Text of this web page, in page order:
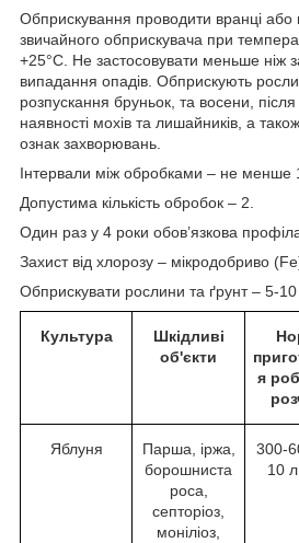
Обприскування проводити вранці або
звичайного обприскувача при
+25°С. Не застосовувати меньше ніж
випадання опадів. Обприскують
розпускання бруньок, та восени,
наявності мохів та лишайників, а
ознак захворювань.
Інтервали між обробками – не менше
Допустима кількість обробок – 2.
Один раз у 4 роки обов’язкова
Захист від хлорозу – мікродобриво
Обприскувати рослини та ґрунт – 5-
Культура
Шкідливі
об'єкти
я
Яблуня
Парша, іржа,
борошниста
роса,
септоріоз,
моніліоз,
300-
10